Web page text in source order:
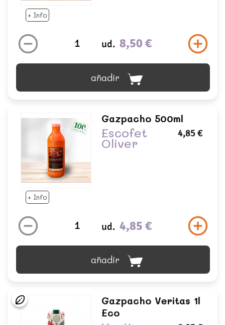
+ Info
ud. 8,50 €
añadir
+ Info
Gazpacho 500ml
Escofet
Oliver
4,85 €
ud. 4,85 €
añadir
Gazpacho Veritas 1l
Eco